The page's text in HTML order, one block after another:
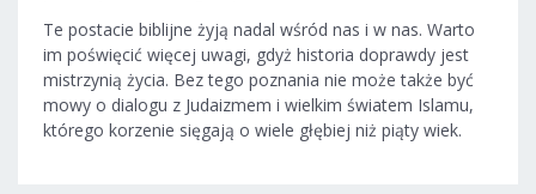
Te postacie biblijne żyją nadal wśród nas i w nas. Warto
im poświęcić więcej uwagi, gdyż historia doprawdy jest
mistrzynią życia. Bez tego poznania nie może także być
mowy o dialogu z Judaizmem i wielkim światem Islamu,
którego korzenie sięgają o wiele głębiej niż piąty wiek.